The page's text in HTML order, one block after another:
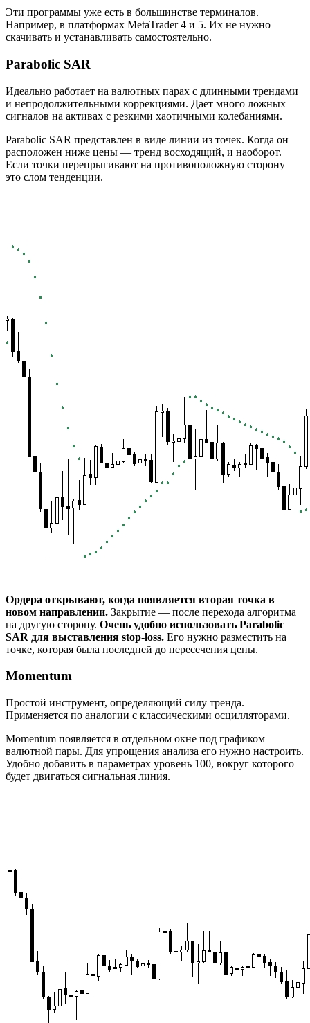
Эти программы уже есть в большинстве терминалов.
Например, в платформах MetaTrader 4 и 5. Их не нужно
скачивать и устанавливать самостоятельно.
Parabolic SAR
Идеально работает на валютных парах с длинными трендами
и непродолжительными коррекциями. Дает много ложных
сигналов на активах с резкими хаотичными колебаниями.
Parabolic SAR представлен в виде линии из точек. Когда он
расположен ниже цены ― тренд восходящий, и наоборот.
Если точки перепрыгивают на противоположную сторону ―
это слом тенденции.
Ордера открывают, когда появляется вторая точка в
новом направлении. Закрытие ― после перехода алгоритма
на другую сторону. Очень удобно использовать Parabolic
SAR для выставления stop-loss. Его нужно разместить на
точке, которая была последней до пересечения цены.
Momentum
Простой инструмент, определяющий силу тренда.
Применяется по аналогии с классическими осцилляторами.
Momentum появляется в отдельном окне под графиком
валютной пары. Для упрощения анализа его нужно настроить.
Удобно добавить в параметрах уровень 100, вокруг которого
будет двигаться сигнальная линия.